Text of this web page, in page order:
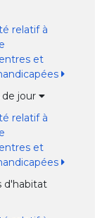
relatif à
et
de jour
relatif à
et
d'habitat